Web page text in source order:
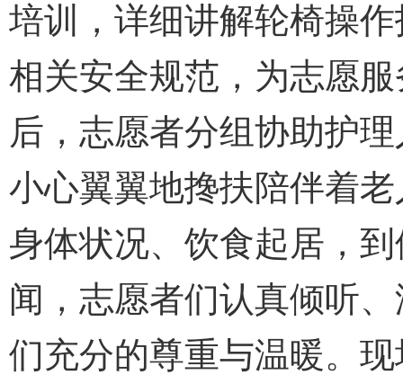
培训，详细讲解轮椅操
相关安全规范，为志愿
后，志愿者分组协助护
小心翼翼地搀扶陪伴着
身体状况、饮食起居，
闻，志愿者们认真倾听
们充分的尊重与温暖。